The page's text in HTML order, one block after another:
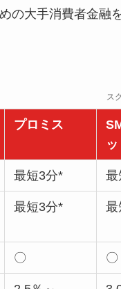
の大手消費者金融
プロミス
ッ
最短3分* 最
最短3分* 最
〇 〇